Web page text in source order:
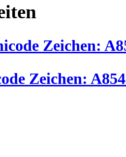
Zeichen:
Zeichen: